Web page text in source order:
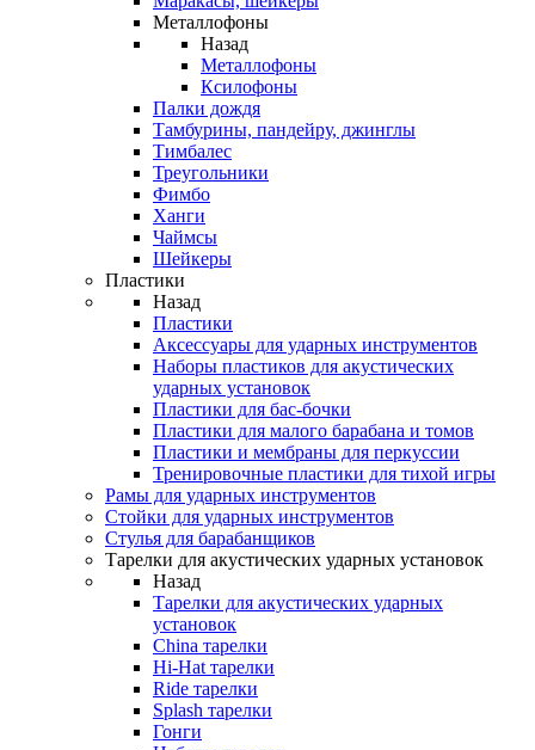
Металлофоны
Назад
Металлофоны
Ксилофоны
Палки дождя
Тамбурины, пандейру, джинглы
Тимбалес
Треугольники
Фимбо
Ханги
Чаймсы
Шейкеры
Пластики
Назад
Пластики
Аксессуары для ударных инструментов
Наборы пластиков для акустических
ударных установок
Пластики для бас-бочки
Пластики для малого барабана и томов
Пластики и мембраны для перкуссии
Тренировочные пластики для тихой игры
Рамы для ударных инструментов
Стойки для ударных инструментов
Стулья для барабанщиков
Тарелки для акустических ударных установок
Назад
Тарелки для акустических ударных
установок
China тарелки
Hi-Hat тарелки
Ride тарелки
Splash тарелки
Гонги